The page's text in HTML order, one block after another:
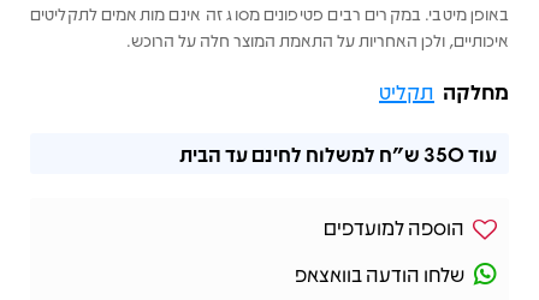
באופן מיטבי. במקרים רבים פטיפונים מסוג זה אינם מותאמים לתקליטים
איכותיים, ולכן האחריות על התאמת המוצר חלה על הרוכש.
מחלקה תקליט
עוד350 ש"ח למשלוח לחינם עד הבית
הוספה למועדפים
שלחו הודעה בוואצאפ